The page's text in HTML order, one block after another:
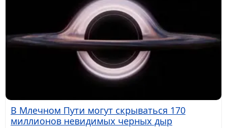
В Млечном Пути могут скрываться 170
миллионов невидимых черных дыр